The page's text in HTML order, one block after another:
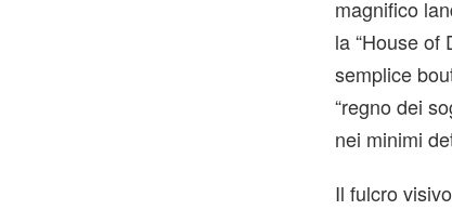
magnifico
la “House of
semplice
“regno dei
nei minimi
Il fulcro